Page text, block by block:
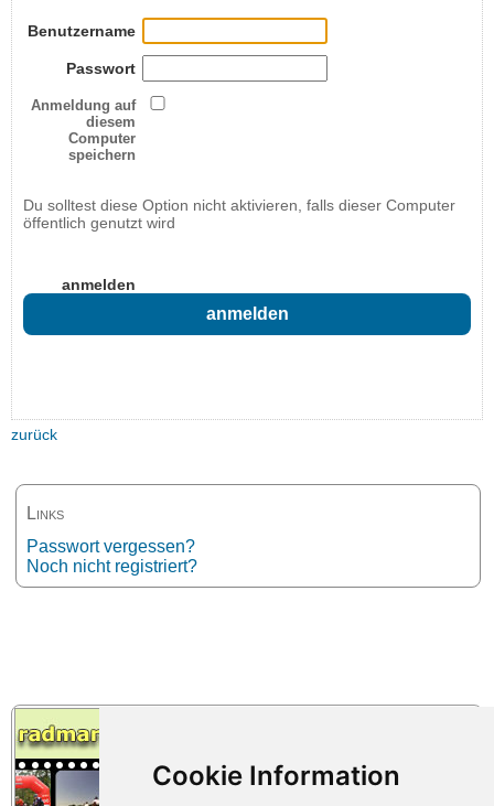
Links
Passwort vergessen?
Noch nicht registriert?
Benutzername
Passwort
Anmeldung auf
diesem
Computer
speichern
Du solltest diese Option nicht aktivieren, falls dieser Computer
öffentlich genutzt wird
anmelden
zurück